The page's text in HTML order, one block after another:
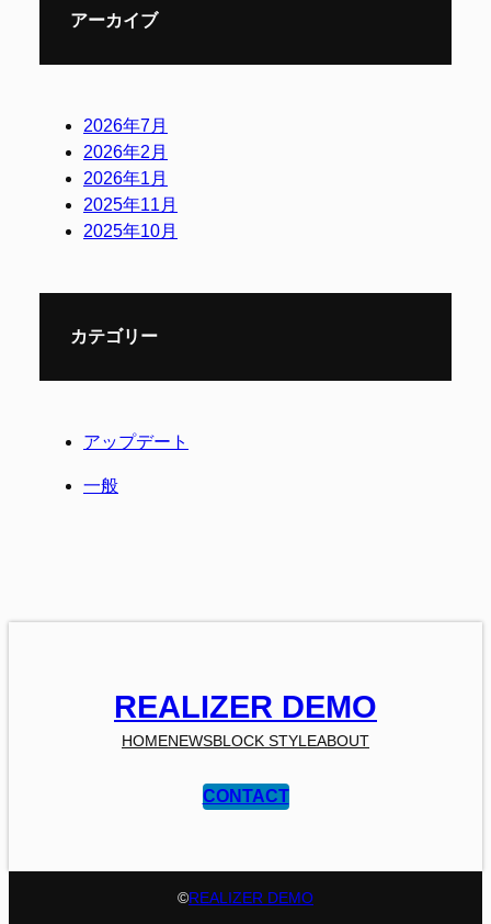
アーカイブ
2026年7月
2026年2月
2026年1月
2025年11月
2025年10月
カテゴリー
アップデート
一般
REALIZER DEMO
HOMENEWSBLOCK STYLEABOUT
CONTACT
©REALIZER DEMO